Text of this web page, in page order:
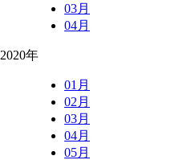
03月
04月
2020年
01月
02月
03月
04月
05月